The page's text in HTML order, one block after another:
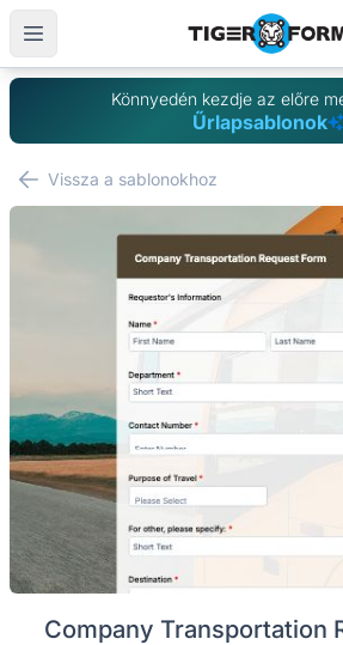
Könnyedén kezdje az előre
Űrlapsablonok
Vissza a sablonokhoz
Company Transportation